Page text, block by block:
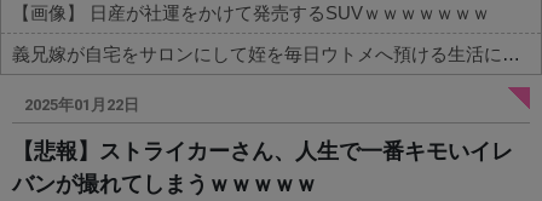
【画像】 日産が社運をかけて発売するSUVｗｗｗｗｗｗｗ
義兄嫁が自宅をサロンにして姪を毎日ウトメへ預ける生活に。数年後、そのツケが一気に回ってきて…
Powered by livedoor 相互RSS
2025年01月22日
【悲報】ストライカーさん、人生で一番キモいイレ
バンが撮れてしまうｗｗｗｗｗ